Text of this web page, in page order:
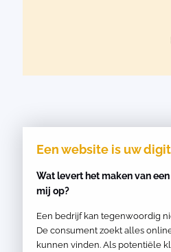
Een website is uw
Wat levert het maken van
mij op?
Een bedrijf kan tegenwoordig
De consument zoekt alles
kunnen vinden. Als potentiële